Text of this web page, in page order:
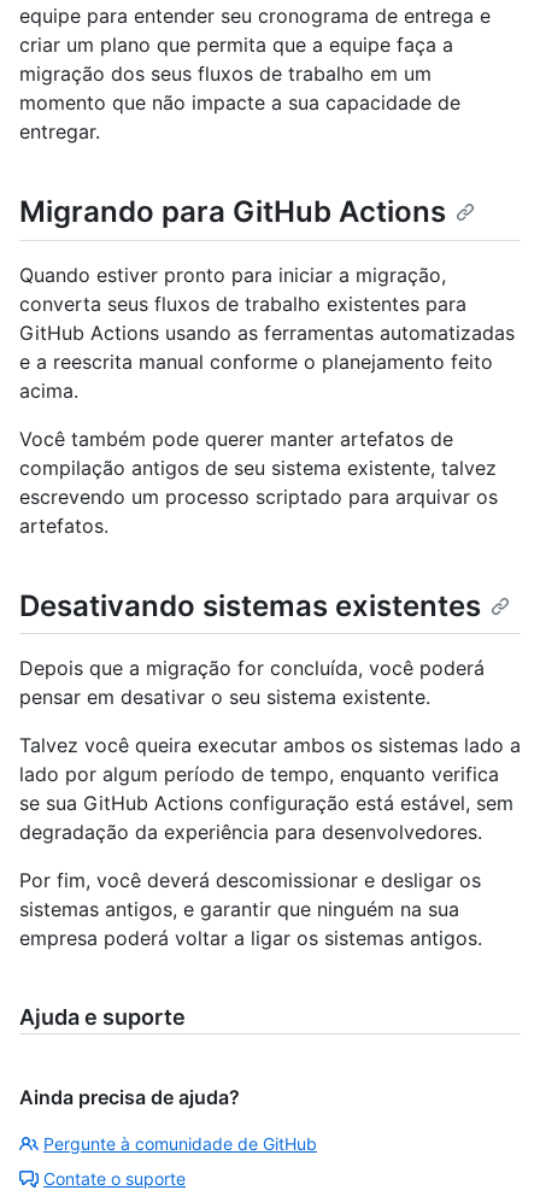
equipe para entender seu cronograma de entrega e
criar um plano que permita que a equipe faça a
migração dos seus fluxos de trabalho em um
momento que não impacte a sua capacidade de
entregar.
Migrando para GitHub Actions
Quando estiver pronto para iniciar a migração,
converta seus fluxos de trabalho existentes para
GitHub Actions usando as ferramentas automatizadas
e a reescrita manual conforme o planejamento feito
acima.
Você também pode querer manter artefatos de
compilação antigos de seu sistema existente, talvez
escrevendo um processo scriptado para arquivar os
artefatos.
Desativando sistemas existentes
Depois que a migração for concluída, você poderá
pensar em desativar o seu sistema existente.
Talvez você queira executar ambos os sistemas lado a
lado por algum período de tempo, enquanto verifica
se sua GitHub Actions configuração está estável, sem
degradação da experiência para desenvolvedores.
Por fim, você deverá descomissionar e desligar os
sistemas antigos, e garantir que ninguém na sua
empresa poderá voltar a ligar os sistemas antigos.
Ajuda e suporte
Ainda precisa de ajuda?
Pergunte à comunidade de GitHub
Contate o suporte